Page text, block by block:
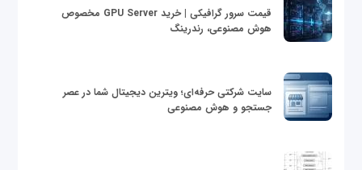
قیمت سرور گرافیکی | خرید GPU Server مخصوص
هوش مصنوعی، رندرینگ
سایت شرکتی حرفه‌ای؛ ویترین دیجیتال شما در عصر
جستجو و هوش مصنوعی